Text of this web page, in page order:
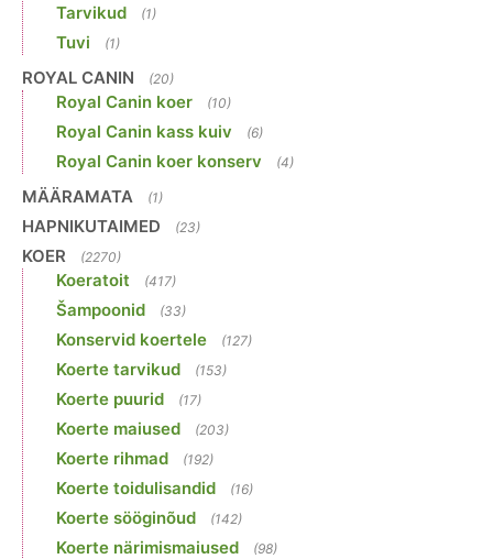
Tarvikud (1)
Tuvi (1)
ROYAL CANIN (20)
Royal Canin koer (10)
Royal Canin kass kuiv (6)
Royal Canin koer konserv (4)
MÄÄRAMATA (1)
HAPNIKUTAIMED (23)
KOER (2270)
Koeratoit (417)
Šampoonid (33)
Konservid koertele (127)
Koerte tarvikud (153)
Koerte puurid (17)
Koerte maiused (203)
Koerte rihmad (192)
Koerte toidulisandid (16)
Koerte sööginõud (142)
Koerte närimismaiused (98)